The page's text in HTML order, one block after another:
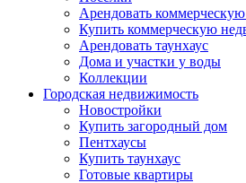
Арендовать
Купить коммерческую
Арендовать таунхаус
Дома и участки у воды
Коллекции
Городская недвижимость
Новостройки
Купить загородный дом
Пентхаусы
Купить таунхаус
Готовые квартиры